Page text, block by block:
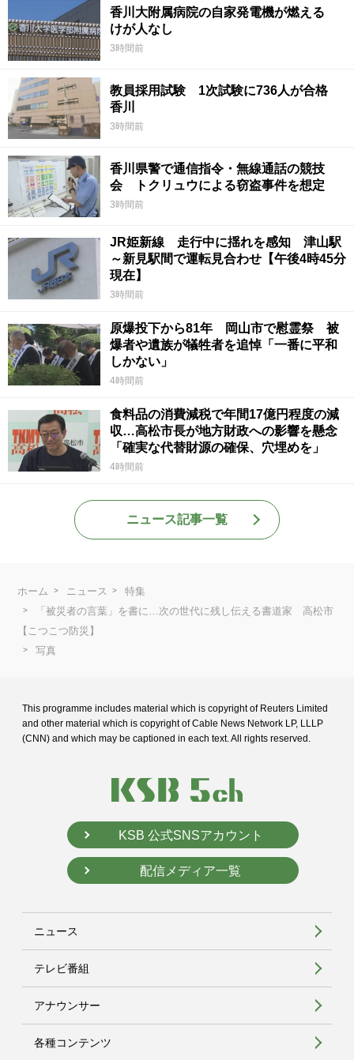
香川大附属病院の自家発電機が燃える
けが人なし
3時間前
教員採用試験 1次試験に736人が合格
香川
3時間前
香川県警で通信指令・無線通話の競技
会 トクリュウによる窃盗事件を想定
3時間前
JR姫新線 走行中に揺れを感知 津山駅
～新見駅間で運転見合わせ【午後4時45分
現在】
3時間前
原爆投下から81年 岡山市で慰霊祭 被
爆者や遺族が犠牲者を追悼「一番に平和
しかない」
4時間前
食料品の消費減税で年間17億円程度の減
収…高松市長が地方財政への影響を懸念
「確実な代替財源の確保、穴埋めを」
4時間前
ニュース記事一覧
ホーム ニュース
特集
「被災者の言葉」を書に…次の世代に残し伝える書道家 高松市
【こつこつ防災】
写真
This programme includes material which is copyright of Reuters Limited
and other material which is copyright of Cable News Network LP, LLLP
(CNN) and which may be captioned in each text. All rights reserved.
KSB 公式SNSアカウント
配信メディア一覧
ニュース
テレビ番組
アナウンサー
各種コンテンツ